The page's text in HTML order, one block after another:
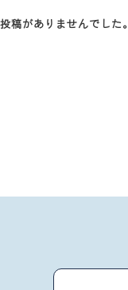
投稿がありませんでした。